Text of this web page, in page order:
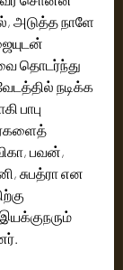
அடுத்த நாளே
தொடர்ந்து
நடிக்க
பாபு
பவன்,
சுபத்ரா என